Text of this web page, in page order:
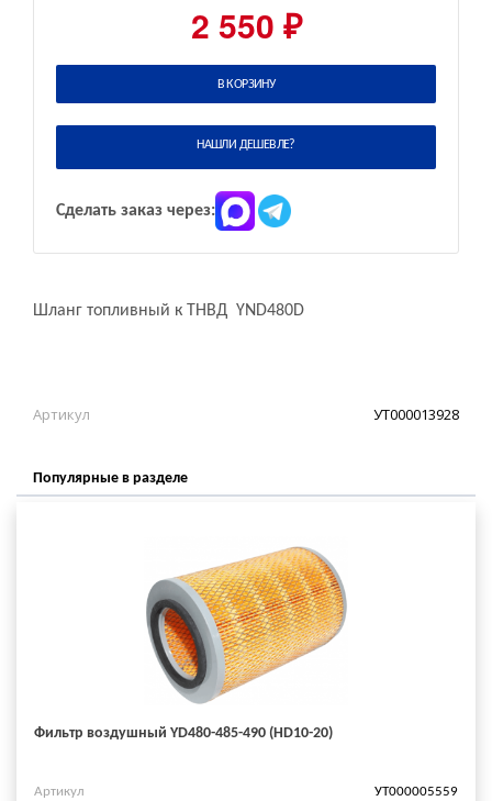
2 550 ₽
В КОРЗИНУ
НАШЛИ ДЕШЕВЛЕ?
Сделать заказ через:
Шланг топливный к ТНВД YND480D
Артикул УТ000013928
Популярные в разделе
Фильтр воздушный YD480-485-490 (HD10-20)
Артикул
УТ000005559